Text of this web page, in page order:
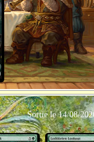
Sortie le 14/08/